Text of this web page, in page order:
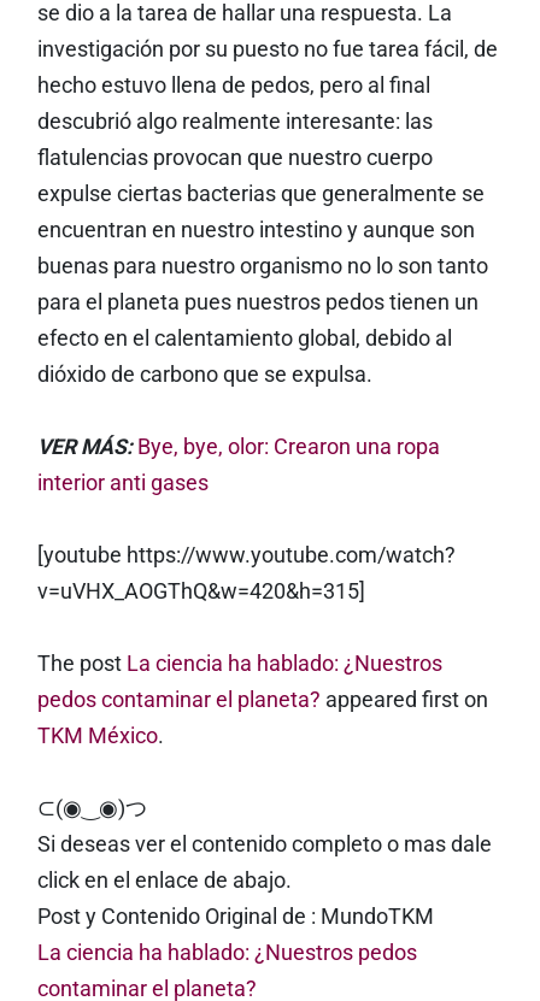
se dio a la tarea de hallar una respuesta. La
investigación por su puesto no fue tarea fácil, de
hecho estuvo llena de pedos, pero al final
descubrió algo realmente interesante: las
flatulencias provocan que nuestro cuerpo
expulse ciertas bacterias que generalmente se
encuentran en nuestro intestino y aunque son
buenas para nuestro organismo no lo son tanto
para el planeta pues nuestros pedos tienen un
efecto en el calentamiento global, debido al
dióxido de carbono que se expulsa.
VER MÁS: Bye, bye, olor: Crearon una ropa
interior anti gases
[youtube https://www.youtube.com/watch?
v=uVHX_AOGThQ&w=420&h=315]
The post La ciencia ha hablado: ¿Nuestros
pedos contaminar el planeta? appeared first on
TKM México.
⊂(◉‿◉)つ
Si deseas ver el contenido completo o mas dale
click en el enlace de abajo.
Post y Contenido Original de : MundoTKM
La ciencia ha hablado: ¿Nuestros pedos
contaminar el planeta?